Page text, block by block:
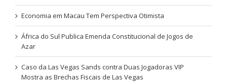
Economia em Macau Tem Perspectiva Otimista
África do Sul Publica Emenda Constitucional de Jogos de
Azar
Caso da Las Vegas Sands contra Duas Jogadoras VIP
Mostra as Brechas Fiscais de Las Vegas